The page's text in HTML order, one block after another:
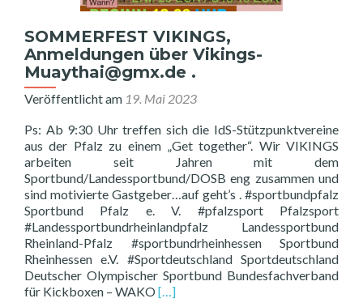
SOMMERFEST VIKINGS,
Anmeldungen über Vikings-
Muaythai@gmx.de .
Veröffentlicht am 19. Mai 2023
Ps: Ab 9:30 Uhr treffen sich die IdS-Stützpunktvereine
aus der Pfalz zu einem „Get together“. Wir VIKINGS
arbeiten seit Jahren mit dem
Sportbund/Landessportbund/DOSB eng zusammen und
sind motivierte Gastgeber…auf geht’s . #sportbundpfalz
Sportbund Pfalz e. V. #pfalzsport Pfalzsport
#Landessportbundrheinlandpfalz Landessportbund
Rheinland-Pfalz #sportbundrheinhessen Sportbund
Rheinhessen e.V. #Sportdeutschland Sportdeutschland
Deutscher Olympischer Sportbund Bundesfachverband
für Kickboxen – WAKORead
[…]